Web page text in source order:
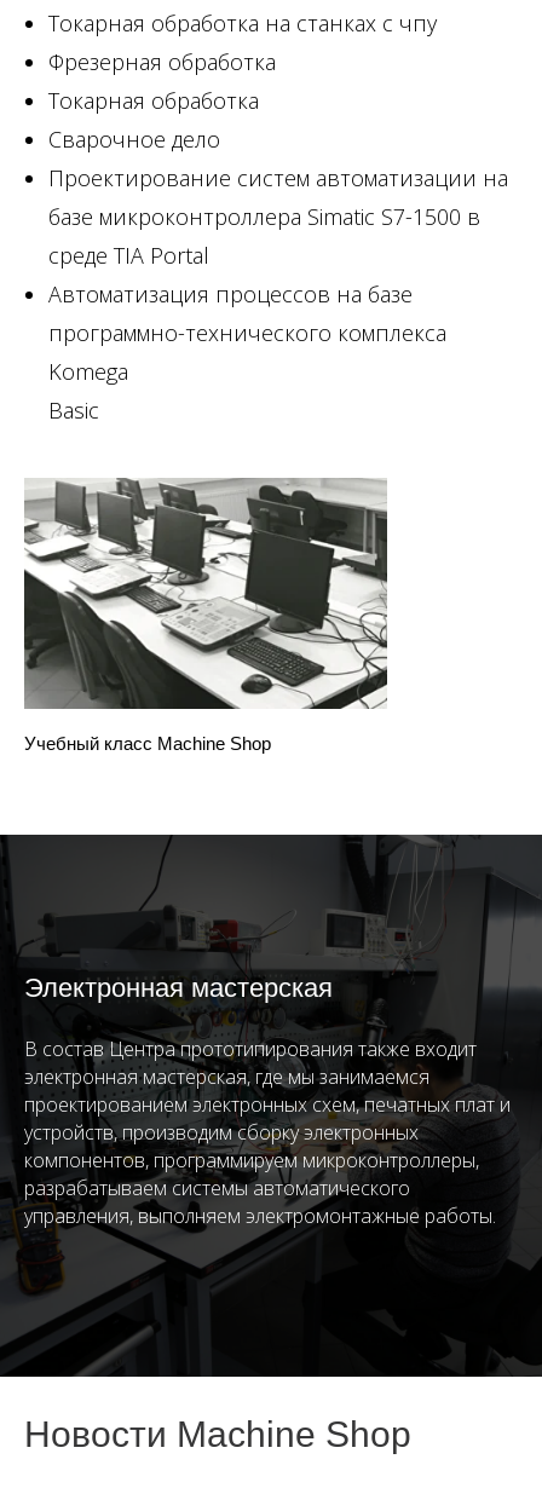
Токарная обработка на станках с чпу
Фрезерная обработка
Токарная обработка
Сварочное дело
Проектирование систем автоматизации на
базе микроконтроллера Simatic S7-1500 в
среде TIA Portal
Автоматизация процессов на базе
программно-технического комплекса
Komega
Basic
Учебный класс Machine Shop
Электронная мастерская
В состав Центра прототипирования также входит
электронная мастерская, где мы занимаемся
проектированием электронных схем, печатных плат и
устройств, производим сборку электронных
компонентов, программируем микроконтроллеры,
разрабатываем системы автоматического
управления, выполняем электромонтажные работы.
Новости Machine Shop